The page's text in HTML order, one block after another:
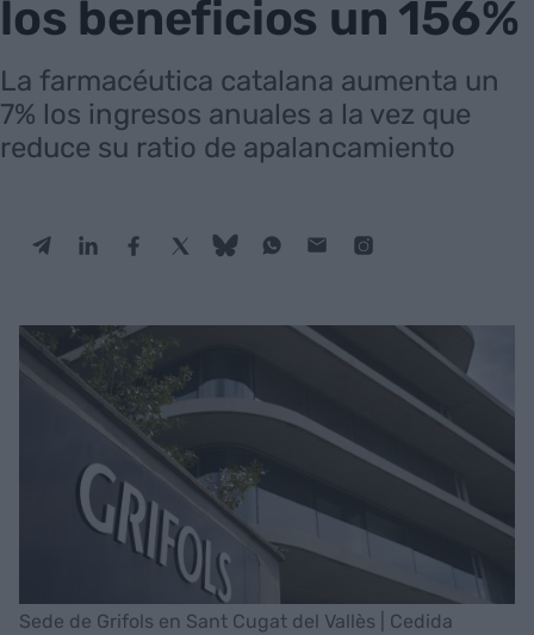
los beneficios un 156%
La farmacéutica catalana aumenta un
7% los ingresos anuales a la vez que
reduce su ratio de apalancamiento
Sede de Grifols en Sant Cugat del Vallès | Cedida